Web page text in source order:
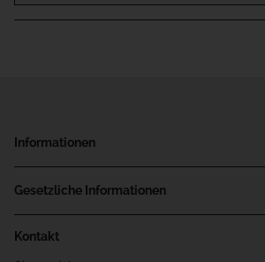
Informationen
Gesetzliche Informationen
Kontakt